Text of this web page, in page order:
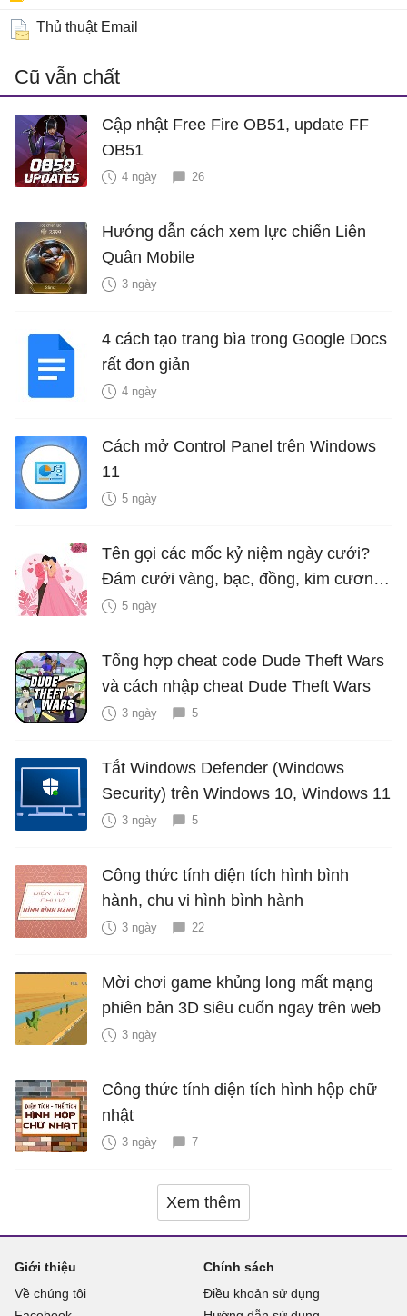
Thủ thuật Email
Cũ vẫn chất
Cập nhật Free Fire OB51, update FF
OB51
4 ngày 26
Hướng dẫn cách xem lực chiến Liên
Quân Mobile
3 ngày
4 cách tạo trang bìa trong Google Docs
rất đơn giản
4 ngày
Cách mở Control Panel trên Windows
11
5 ngày
Tên gọi các mốc kỷ niệm ngày cưới?
Đám cưới vàng, bạc, đồng, kim cương
là bao nhiêu năm?
5 ngày
Tổng hợp cheat code Dude Theft Wars
và cách nhập cheat Dude Theft Wars
3 ngày 5
Tắt Windows Defender (Windows
Security) trên Windows 10, Windows 11
3 ngày 5
Công thức tính diện tích hình bình
hành, chu vi hình bình hành
3 ngày 22
Mời chơi game khủng long mất mạng
phiên bản 3D siêu cuốn ngay trên web
3 ngày
Công thức tính diện tích hình hộp chữ
nhật
3 ngày 7
Xem thêm
Giới thiệu
Về chúng tôi
Chính sách
Điều khoản sử dụng